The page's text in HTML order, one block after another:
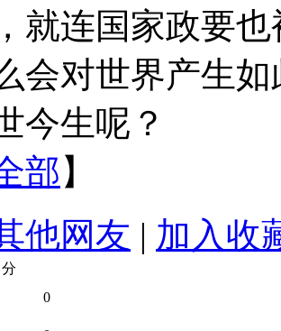
就连国家政要
会对世界产生
今生呢？
部 】
他网友 | 加入收
分
0